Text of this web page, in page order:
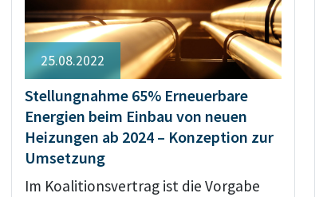
25.08.2022
Stellungnahme 65% Erneuerbare
Energien beim Einbau von neuen
Heizungen ab 2024 – Konzeption zur
Umsetzung
Im Koalitionsvertrag ist die Vorgabe